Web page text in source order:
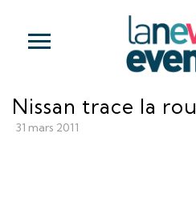
Nissan trace la
31 mars 2011